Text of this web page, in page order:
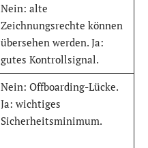
Nein: alte
Zeichnungsrechte können
übersehen werden. Ja:
gutes Kontrollsignal.
Nein: Offboarding-Lücke.
Ja: wichtiges
Sicherheitsminimum.